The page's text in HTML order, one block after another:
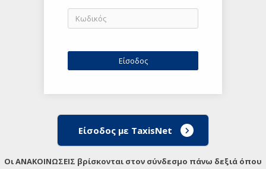
Είσοδος με TaxisNet
Οι ΑΝΑΚΟΙΝΩΣΕΙΣ βρίσκονται στον σύνδεσμο πάνω δεξιά όπου